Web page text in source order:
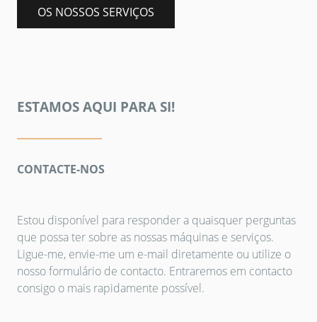
OS NOSSOS SERVIÇOS
ESTAMOS AQUI PARA SI!
CONTACTE-NOS
Estou disponível para responder a quaisquer perguntas
que possa ter sobre as nossas máquinas e serviços.
Ligue-me, envie-me um e-mail diretamente ou utilize o
nosso formulário de contacto. Entraremos em contacto
consigo o mais rapidamente possível.